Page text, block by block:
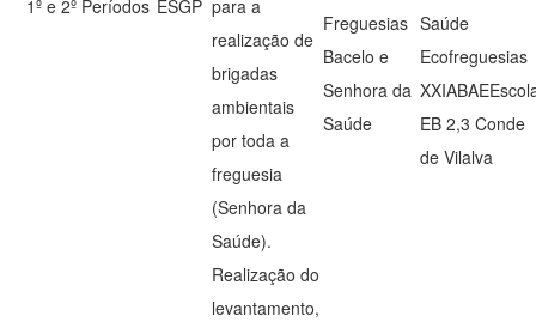
1º e 2º Períodos ESGP para a
realização de
brigadas
ambientais
por toda a
freguesia
(Senhora da
Saúde).
Realização do
levantamento,
Freguesias
Bacelo e
Senhora da
Saúde
Saúde
Ecofreguesias
EB 2,3 Conde
de Vilalva